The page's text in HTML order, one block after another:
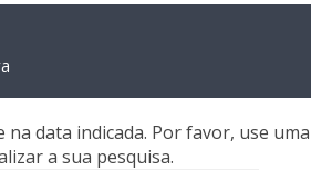
data indicada. Por favor, use uma
a sua pesquisa.